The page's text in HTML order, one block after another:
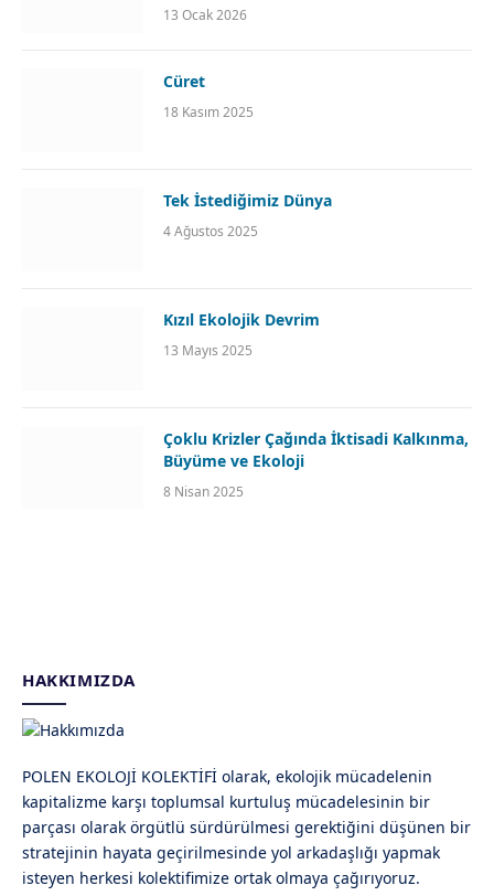
13 Ocak 2026
Cüret
18 Kasım 2025
Tek İstediğimiz Dünya
4 Ağustos 2025
Kızıl Ekolojik Devrim
13 Mayıs 2025
Çoklu Krizler Çağında İktisadi Kalkınma,
Büyüme ve Ekoloji
8 Nisan 2025
HAKKIMIZDA
POLEN EKOLOJİ KOLEKTİFİ olarak, ekolojik mücadelenin
kapitalizme karşı toplumsal kurtuluş mücadelesinin bir
parçası olarak örgütlü sürdürülmesi gerektiğini düşünen bir
stratejinin hayata geçirilmesinde yol arkadaşlığı yapmak
isteyen herkesi kolektifimize ortak olmaya çağırıyoruz.